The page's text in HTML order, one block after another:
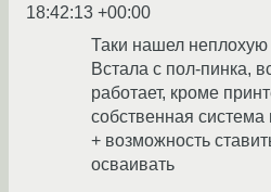
18:42:13 +00:00
Таки нашел
Встала с пол-пинка,
работает, кроме
собственная
+ возможность
осваивать